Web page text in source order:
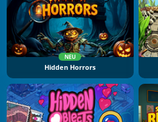
NEU
Hidden Horrors